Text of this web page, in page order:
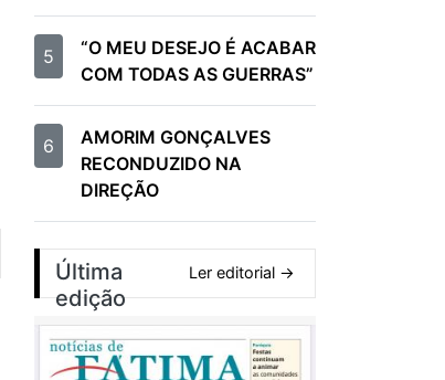
5
“O MEU DESEJO É ACABAR
COM TODAS AS GUERRAS”
6
AMORIM GONÇALVES
RECONDUZIDO NA
DIREÇÃO
Última
edição
Ler editorial →